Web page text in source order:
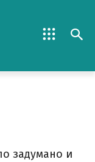
задумано и